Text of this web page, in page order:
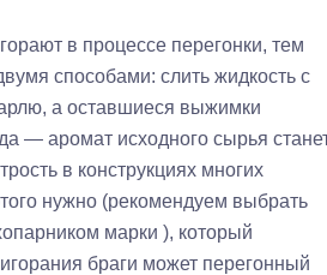
в процессе перегонки, тем
способами: слить жидкость с
а оставшиеся выжимки
— аромат исходного сырья
в конструкциях многих
нужно (рекомендуем выбрать
марки ), который
браги может перегонный